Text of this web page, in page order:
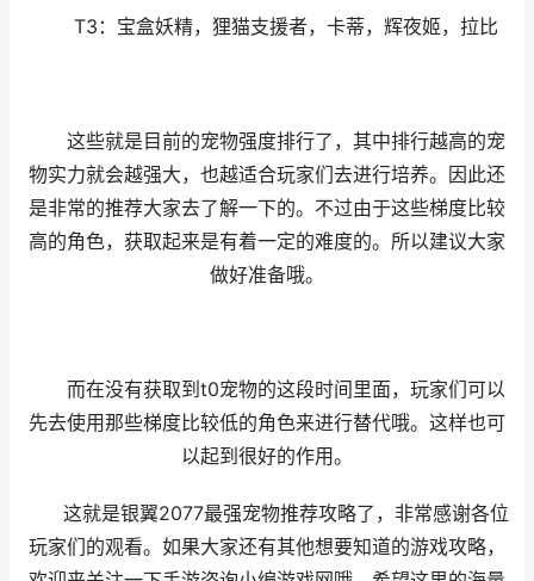
T3：宝盒妖精，狸猫支援者，卡蒂，辉夜姬，拉比
这些就是目前的宠物强度排行了，其中排行越高的宠
物实力就会越强大，也越适合玩家们去进行培养。因此还
是非常的推荐大家去了解一下的。不过由于这些梯度比较
高的角色，获取起来是有着一定的难度的。所以建议大家
做好准备哦。
而在没有获取到t0宠物的这段时间里面，玩家们可以
先去使用那些梯度比较低的角色来进行替代哦。这样也可
以起到很好的作用。
这就是银翼2077最强宠物推荐攻略了，非常感谢各位
玩家们的观看。如果大家还有其他想要知道的游戏攻略，